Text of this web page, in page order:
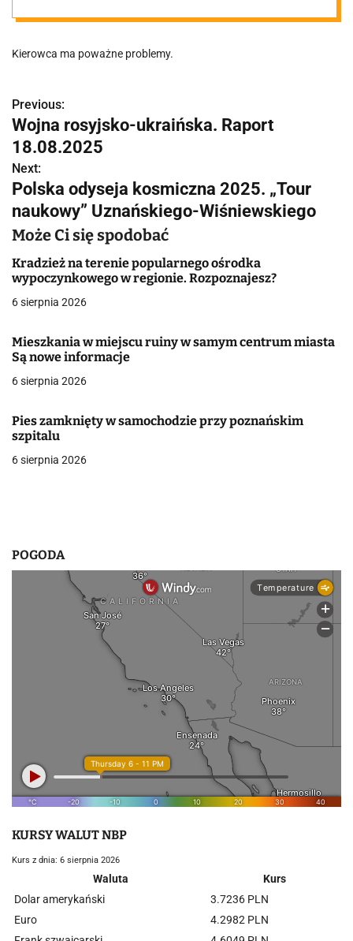
poruszał się
bez… przednich
opon
Kierowca ma poważne problemy.
N
a
w
i
g
a
c
a
w
i
s
Previous:
Wojna rosyjsko-ukraińska. Raport
18.08.2025
Next:
Polska odyseja kosmiczna 2025. „Tour
naukowy” Uznańskiego-Wiśniewskiego
Może Ci się spodobać
Kradzież na terenie popularnego ośrodka
wypoczynkowego w regionie. Rozpoznajesz?
6 sierpnia 2026
Mieszkania w miejscu ruiny w samym centrum miasta
Są nowe informacje
6 sierpnia 2026
Pies zamknięty w samochodzie przy poznańskim
szpitalu
6 sierpnia 2026
POGODA
KURSY WALUT NBP
Kurs z dnia: 6 sierpnia 2026
Waluta
Kurs
Dolar amerykański
3.7236 PLN
Euro
4.2982 PLN